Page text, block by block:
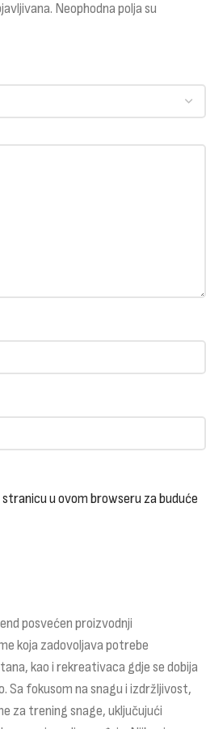
Neophodna polja su
u ovom browseru za buduće
posvećen proizvodnji
koja zadovoljava potrebe
kao i rekreativaca gdje se dobija
Sa fokusom na snagu i izdržljivost,
za trening snage, uključujući